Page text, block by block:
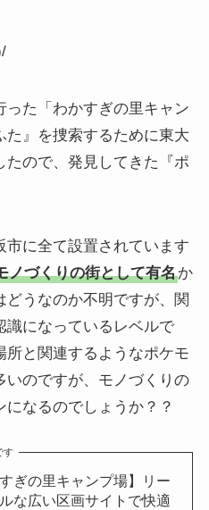
た「わかすぎの里キャン
た』を捜索するために東大
たので、発見してきた『ポ
市に全て設置されています
ノづくりの街として有名か
どうなのか不明ですが、関
識になっているレベルで
と関連するようなポケモ
いのですが、モノづくりの
なるのでしょうか？？
す
すぎの里キャンプ場】リー
な広い区画サイトで快適